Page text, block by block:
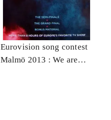
Eurovision song contest
Malmö 2013 : We are